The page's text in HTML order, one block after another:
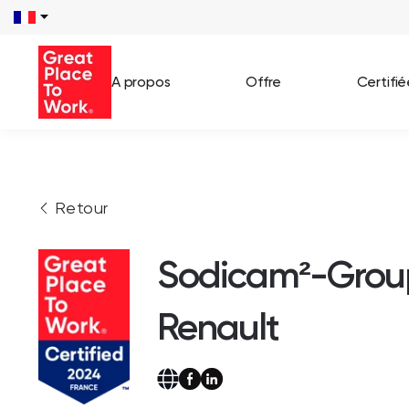
A propos Offre
Retour
Sodicam²-
Renault